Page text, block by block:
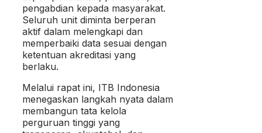
pengabdian kepada masyarakat.
Seluruh unit diminta berperan
aktif dalam melengkapi dan
memperbaiki data sesuai dengan
ketentuan akreditasi yang
berlaku.
Melalui rapat ini, ITB Indonesia
menegaskan langkah nyata dalam
membangun tata kelola
perguruan tinggi yang